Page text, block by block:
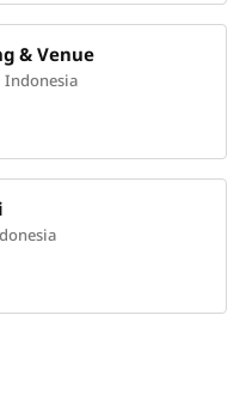
& Venue
Indonesia